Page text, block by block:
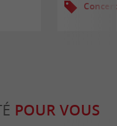
POUR VOUS